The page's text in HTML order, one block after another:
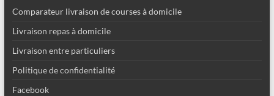
Comparateur livraison de courses à domicile
Livraison repas à domicile
Livraison entre particuliers
Politique de confidentialité
Facebook